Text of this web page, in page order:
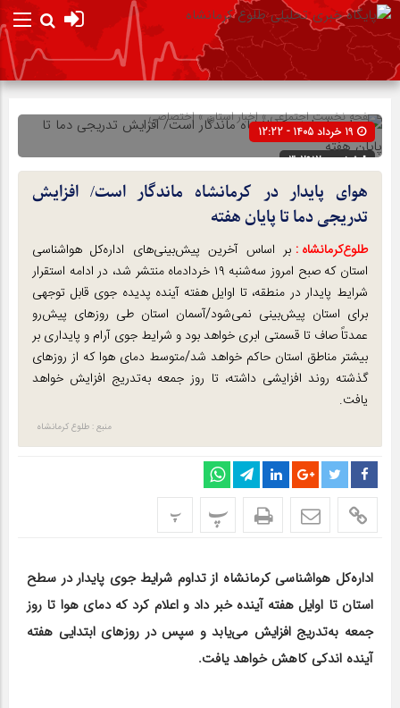
صفحه نخستاجتماعی»اخبار استان»اختصاصی
شناسه : 302912
هوای پایدار در کرمانشاه ماندگار است/ افزایش
تدریجی دما تا پایان هفته
طلوع‌‌کرمانشاه : بر اساس آخرین پیش‌بینی‌های اداره‌کل هواشناسی
استان که صبح امروز سه‌شنبه ۱۹ خردادماه منتشر شد، در ادامه استقرار
شرایط پایدار در منطقه، تا اوایل هفته آینده پدیده جوی قابل توجهی
برای استان پیش‌بینی نمی‌شود/آسمان استان طی روزهای پیش‌رو
عمدتاً صاف تا قسمتی ابری خواهد بود و شرایط جوی آرام و پایداری بر
بیشتر مناطق استان حاکم خواهد شد/متوسط دمای هوا که از روزهای
گذشته روند افزایشی داشته، تا روز جمعه به‌تدریج افزایش خواهد
یافت.
منبع : طلوع کرمانشاه
پ پ
اداره‌کل هواشناسی کرمانشاه از تداوم شرایط جوی پایدار در سطح
استان تا اوایل هفته آینده خبر داد و اعلام کرد که دمای هوا تا روز
جمعه به‌تدریج افزایش می‌یابد و سپس در روزهای ابتدایی هفته
آینده اندکی کاهش خواهد یافت.